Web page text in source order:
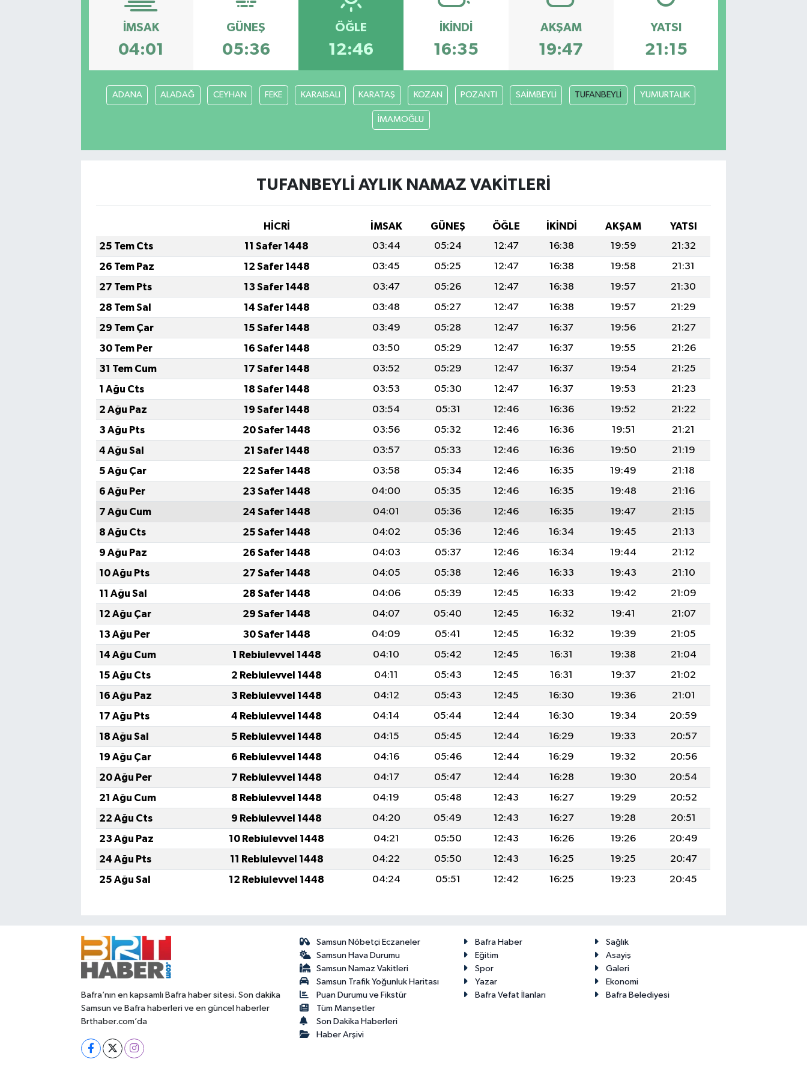
İMSAK
04:01
GÜNEŞ
05:36
ÖĞLE
12:46
İKINDI
16:35
AKŞAM
19:47
YATSI
21:15
ADANA ALADAĞ CEYHAN FEKE KARAISALI KARATAŞ KOZAN POZANTI SAİMBEYLİ TUFANBEYLİ YUMURTALIK
İMAMOĞLU
TUFANBEYLİ AYLIK NAMAZ VAKITLERI
HİCRİ İMSAK GÜNEŞ ÖĞLE İKINDI AKŞAM
YATSI
25 Tem Cts
11 Safer 1448 03:44 05:24 12:47 16:38 19:59
21:32
26 Tem Paz
12 Safer 1448 03:45 05:25 12:47 16:38 19:58
21:31
27 Tem Pts
13 Safer 1448 03:47 05:26 12:47 16:38 19:57
21:30
28 Tem Sal
14 Safer 1448 03:48 05:27 12:47 16:38 19:57
21:29
29 Tem Çar
15 Safer 1448 03:49 05:28 12:47 16:37 19:56
21:27
30 Tem Per
16 Safer 1448 03:50 05:29 12:47 16:37 19:55
21:26
31 Tem Cum
17 Safer 1448 03:52 05:29 12:47 16:37 19:54
21:25
1 Ağu Cts
18 Safer 1448 03:53 05:30 12:47 16:37 19:53
21:23
2 Ağu Paz
19 Safer 1448 03:54 05:31 12:46 16:36 19:52
21:22
3 Ağu Pts
20 Safer 1448 03:56 05:32 12:46 16:36 19:51
21:21
4 Ağu Sal
21 Safer 1448 03:57 05:33 12:46 16:36 19:50
21:19
5 Ağu Çar
22 Safer 1448 03:58 05:34 12:46 16:35 19:49
21:18
6 Ağu Per
23 Safer 1448 04:00 05:35 12:46 16:35 19:48
21:16
7 Ağu Cum
24 Safer 1448 04:01 05:36 12:46 16:35 19:47
21:15
8 Ağu Cts
25 Safer 1448 04:02 05:36 12:46 16:34 19:45
21:13
9 Ağu Paz
26 Safer 1448 04:03 05:37 12:46 16:34 19:44
21:12
10 Ağu Pts
27 Safer 1448 04:05 05:38 12:46 16:33 19:43
21:10
11 Ağu Sal
28 Safer 1448 04:06 05:39 12:45 16:33 19:42
21:09
12 Ağu Çar
29 Safer 1448 04:07 05:40 12:45 16:32 19:41
21:07
13 Ağu Per
30 Safer 1448 04:09 05:41 12:45 16:32 19:39
21:05
14 Ağu Cum
1 Rebiulevvel 1448 04:10 05:42 12:45 16:31 19:38
21:04
15 Ağu Cts
2 Rebiulevvel 1448 04:11 05:43 12:45 16:31 19:37
21:02
16 Ağu Paz
3 Rebiulevvel 1448 04:12 05:43 12:45 16:30 19:36
21:01
17 Ağu Pts
4 Rebiulevvel 1448 04:14 05:44 12:44 16:30 19:34
20:59
18 Ağu Sal
5 Rebiulevvel 1448 04:15 05:45 12:44 16:29 19:33
20:57
19 Ağu Çar
6 Rebiulevvel 1448 04:16 05:46 12:44 16:29 19:32
20:56
20 Ağu Per
7 Rebiulevvel 1448 04:17 05:47 12:44 16:28 19:30
20:54
21 Ağu Cum
8 Rebiulevvel 1448 04:19 05:48 12:43 16:27 19:29
20:52
22 Ağu Cts
9 Rebiulevvel 1448 04:20 05:49 12:43 16:27 19:28
20:51
23 Ağu Paz
10 Rebiulevvel 1448 04:21 05:50 12:43 16:26 19:26
20:49
24 Ağu Pts
11 Rebiulevvel 1448 04:22 05:50 12:43 16:25 19:25
20:47
25 Ağu Sal
12 Rebiulevvel 1448 04:24 05:51 12:42 16:25 19:23 20:45
Bafra’nın en kapsamlı Bafra haber sitesi. Son dakika
Samsun ve Bafra haberleri ve en güncel haberler
Brthaber.com’da
Samsun Nöbetçi Eczaneler
Samsun Hava Durumu
Samsun Namaz Vakitleri
Samsun Trafik Yoğunluk Haritası
Puan Durumu ve Fikstür
Tüm Manşetler
Son Dakika Haberleri
Haber Arşivi
Bafra Haber
Sağlık
Eğitim
Asayiş
Spor
Galeri
Yazar
Ekonomi
Bafra Vefat İlanları
Bafra Belediyesi